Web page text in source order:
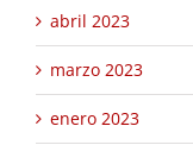
abril 2023
marzo 2023
enero 2023